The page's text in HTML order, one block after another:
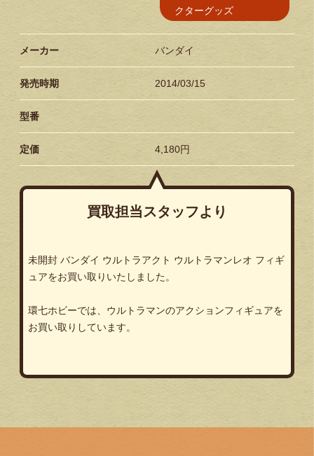
クターグッズ
メーカー バンダイ
発売時期 2014/03/15
型番
定価 4,180円
買取担当スタッフより
未開封 バンダイ ウルトラアクト ウルトラマンレオ フィギ
ュアをお買い取りいたしました。
環七ホビーでは、ウルトラマンのアクションフィギュアを
お買い取りしています。